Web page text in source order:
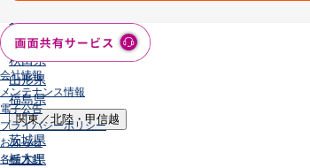
岩手県
宮城県
秋田県
山形県
福島県
関東／北陸・甲信越
茨城県
栃木県
会社情報
メンテナンス情報
電子公告
プライバシーポリシー
お知らせ
各種方針